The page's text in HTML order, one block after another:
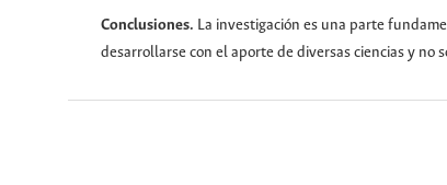
Conclusiones. La investigación es una parte
desarrollarse con el aporte de diversas ciencias y no